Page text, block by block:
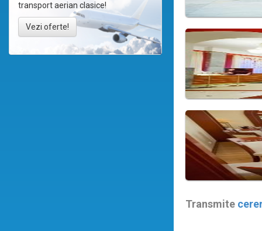
transport aerian clasice!
Vezi oferte!
Transmite